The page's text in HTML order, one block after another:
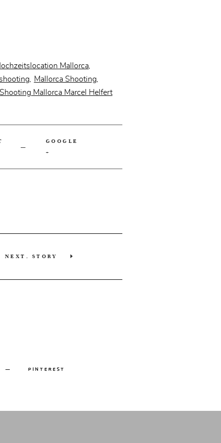
Mallorca,
, Mallorca Shooting,
Mallorca Marcel Helfert
GOOGLE
+
NEXT. STORY
PINTEREST